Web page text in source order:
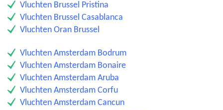
Vluchten Brussel Pristina
Vluchten Brussel Casablanca
Vluchten Oran Brussel
Vluchten Amsterdam Bodrum
Vluchten Amsterdam Bonaire
Vluchten Amsterdam Aruba
Vluchten Amsterdam Corfu
Vluchten Amsterdam Cancun